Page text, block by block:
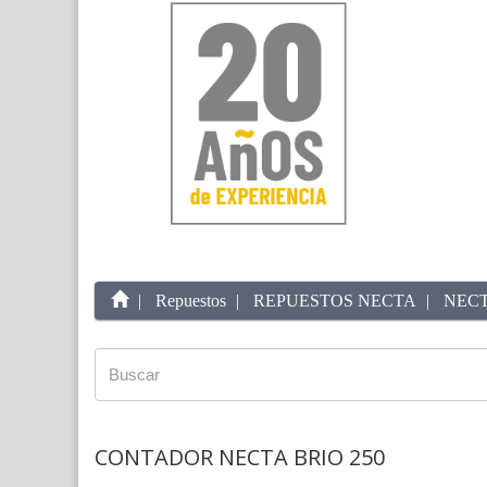
Repuestos REPUESTOS NECTA
CONTADOR NECTA BRIO 250